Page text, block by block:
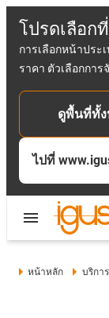
โปรดเลือก
การเลือกหน้าประ
ราคา ตัวเลือกกา
ดูพื้นที่ทั้
ไปที่
หน้าหลัก บริการ